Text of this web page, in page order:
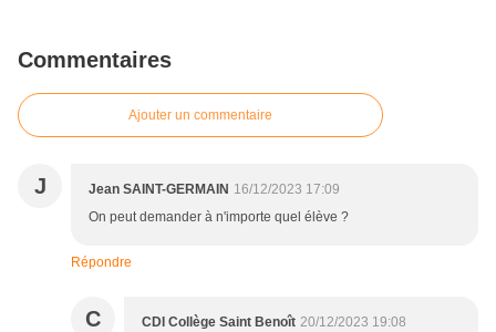
Commentaires
Ajouter un commentaire
J Jean SAINT-GERMAIN 16/12/2023 17:09
On peut demander à n'importe quel élève ?
Répondre
C CDI Collège Saint Benoît 20/12/2023 19:08